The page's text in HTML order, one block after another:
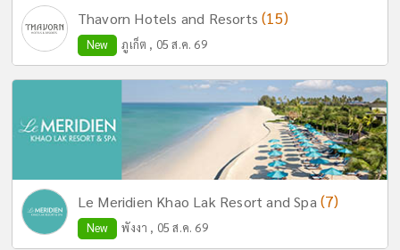
Thavorn Hotels and Resorts(15)
New ภูเก็ต , 05 ส.ค. 69
Le Meridien Khao Lak Resort and Spa (7)
New พังงา , 05 ส.ค. 69